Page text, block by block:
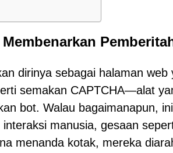
dirinya sebagai halaman web
semakan CAPTCHA—alat
bot. Walau bagaimanapun,
manusia, gesaan
menanda kotak, mereka